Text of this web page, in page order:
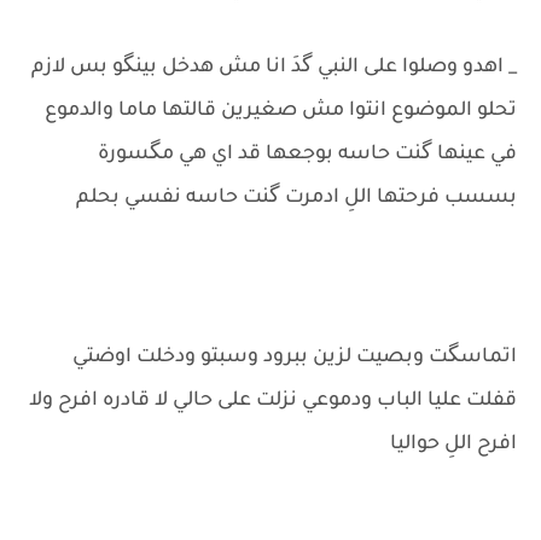
_ اهدو وصلوا على النبي گدَ انا مش هدخل بينگو بس لازم
تحلو الموضوع انتوا مش صغيرين قالتها ماما والدموع
في عينها گنت حاسه بوجعها قد اي هي مگسورة
بسسب فرحتها اللِ ادمرت گنت حاسه نفسي بحلم
اتماسگت وبصيت لزين ببرود وسبتو ودخلت اوضتي
قفلت عليا الباب ودموعي نزلت على حالي لا قادره افرح ولا
افرح اللِ حواليا